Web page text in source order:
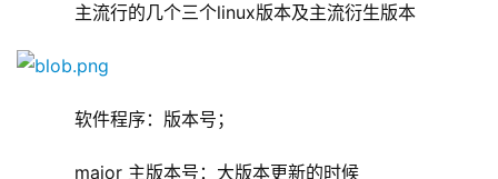
主流行的几个三个linux版本及主流衍生版本
软件程序：版本号；
major 主版本号：大版本更新的时候